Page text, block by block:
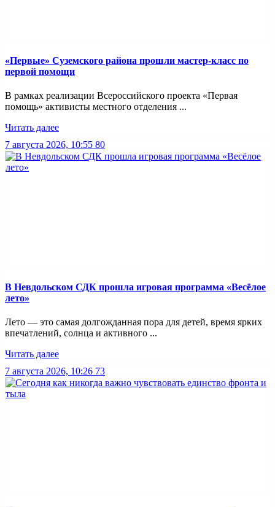
«Первые» Суземского района прошли мастер-класс по
первой помощи
В рамках реализации Всероссийского проекта «Первая
помощь» активисты местного отделения ...
Читать далее
7 августа 2026, 10:55 80
В Невдольском СДК прошла игровая программа «Весёлое
лето»
Лето — это самая долгожданная пора для детей, время ярких
впечатлений, солнца и активного ...
Читать далее
7 августа 2026, 10:26 73